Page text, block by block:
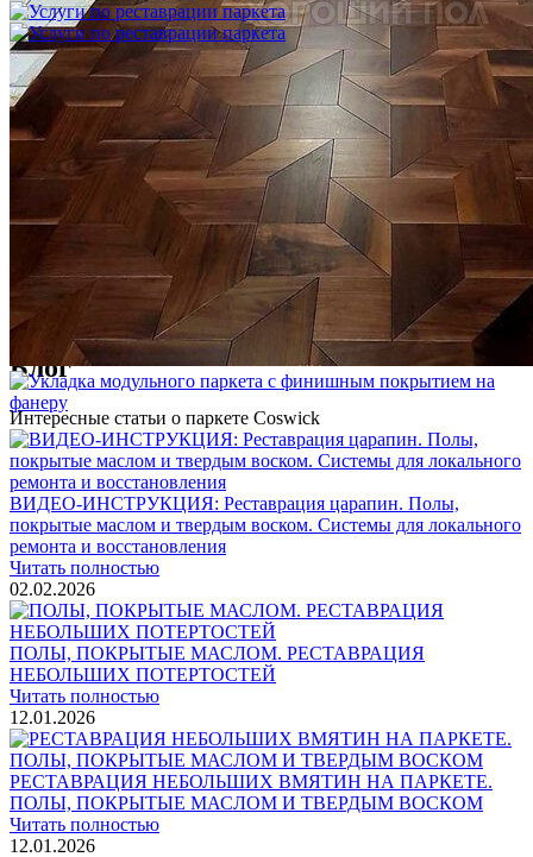
Услуги по реставрации паркета
1 500 ₽
Блог
Интересные статьи о паркете Coswick
ВИДЕО-ИНСТРУКЦИЯ: Реставрация царапин. Полы,
покрытые маслом и твердым воском. Системы для локального
ремонта и восстановления
Читать полностью
02.02.2026
ПОЛЫ, ПОКРЫТЫЕ МАСЛОМ. РЕСТАВРАЦИЯ
НЕБОЛЬШИХ ПОТЕРТОСТЕЙ
Читать полностью
12.01.2026
РЕСТАВРАЦИЯ НЕБОЛЬШИХ ВМЯТИН НА ПАРКЕТЕ.
ПОЛЫ, ПОКРЫТЫЕ МАСЛОМ И ТВЕРДЫМ ВОСКОМ
Читать полностью
12.01.2026